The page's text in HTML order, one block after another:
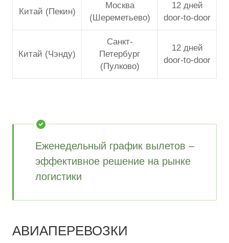
Китай (Пекин)
Москва
(Шереметьево)
12 дней
door-to-door
Китай (Чэнду)
Санкт-
Петербург
(Пулково)
12 дней
door-to-door
Еженедельный график вылетов –
эффективное решение на рынке
логистики
АВИАПЕРЕВОЗКИ